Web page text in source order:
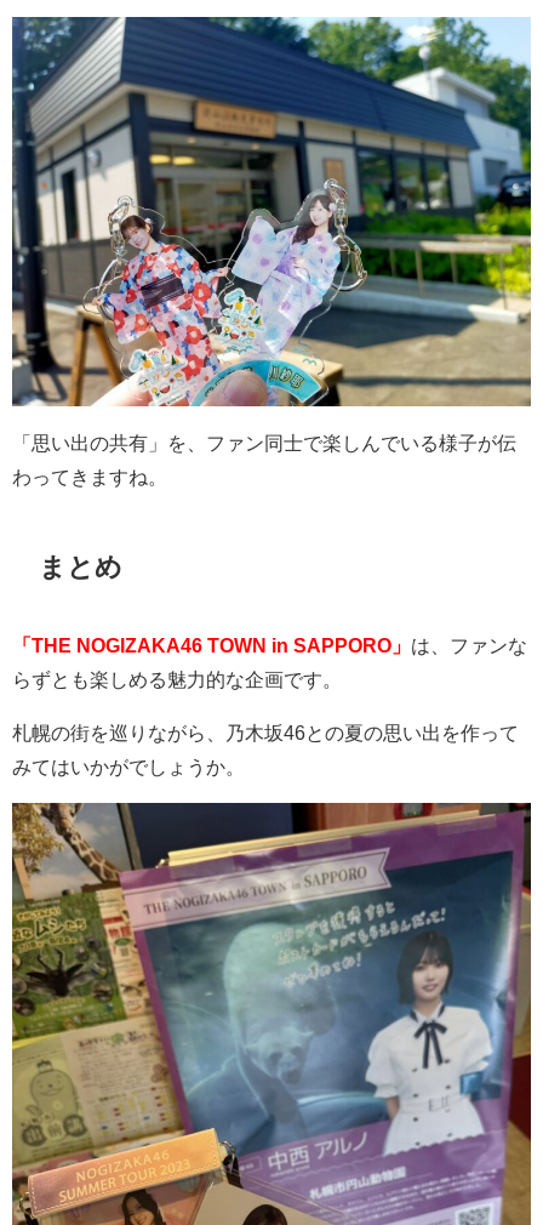
「思い出の共有」を、ファン同士で楽しんでいる様子が伝
わってきますね。
まとめ
「THE NOGIZAKA46 TOWN in SAPPORO」 は、ファンな
らずとも楽しめる魅力的な企画です。
札幌の街を巡りながら、乃木坂46との夏の思い出を作って
みてはいかがでしょうか。